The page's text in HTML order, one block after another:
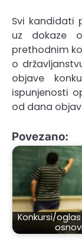
Svi kandidati
uz dokaze
prethodnim
o
objave
ispunjenosti
od dana
Povezano:
Konkursi/